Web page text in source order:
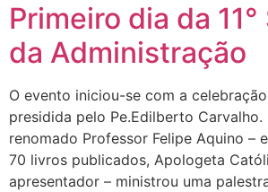
Primeiro dia da
da Administração
O evento iniciou-se com a
presidida pelo Pe.Edilberto Carvalho.
renomado Professor Felipe Aquino –
70 livros publicados, Apologeta
apresentador – ministrou uma